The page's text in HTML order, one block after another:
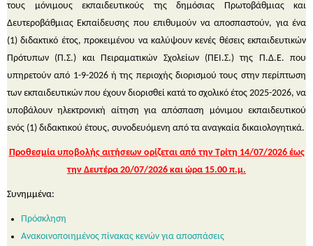
τους μόνιμους εκπαιδευτικούς της δημόσιας Πρωτοβάθμιας και
Δευτεροβάθμιας Εκπαίδευσης που επιθυμούν να αποσπαστούν, για ένα
(1) διδακτικό έτος, προκειμένου να καλύψουν κενές θέσεις εκπαιδευτικών
Πρότυπων (Π.Σ.) και Πειραματικών Σχολείων (ΠΕΙ.Σ.) της Π.Δ.Ε. που
υπηρετούν από 1-9-2026 ή της περιοχής διορισμού τους στην περίπτωση
των εκπαιδευτικών που έχουν διορισθεί κατά το σχολικό έτος 2025-2026, να
υποβάλουν ηλεκτρονική αίτηση για απόσπαση μόνιμου εκπαιδευτικού
ενός (1) διδακτικού έτους, συνοδευόμενη από τα αναγκαία δικαιολογητικά.
Προθεσμία υποβολής αιτήσεων ορίζεται από την Τρίτη 14/07/2026 έως
την Δευτέρα 20/07/2026 και ώρα 15.00 π.μ.
Συνημμένα:
Πρόσκληση
Ανακοινοποιημένος πίνακας κενών για αποσπάσεις